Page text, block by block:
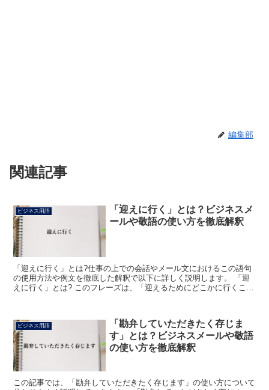
編集部
関連記事
ビジネス用語
「迎えに行く」とは？ビジネスメ
ールや敬語の使い方を徹底解釈
「迎えに行く」とは?仕事の上での会話やメール文におけるこの語句
の使用方法や例文を徹底した解釈で以下に詳しく説明します。 「迎
えに行く」とは? このフレーズは、「迎えるためにどこかに行くこ
ビジネス用語
「勘弁していただきたく存じま
す」とは？ビジネスメールや敬語
の使い方を徹底解釈
この記事では、「勘弁していただきたく存じます」の使い方について